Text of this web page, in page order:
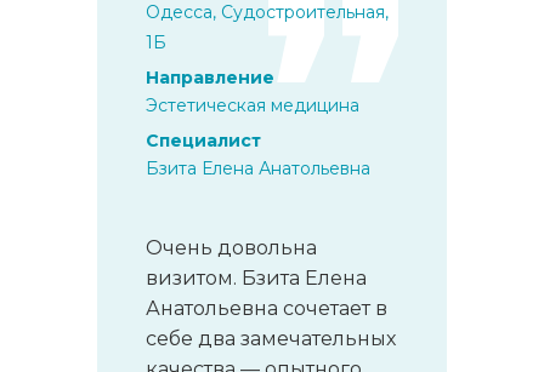
Одесса, Судостроительная,
1Б
Направление
Эстетическая медицина
Специалист
Бзита Елена Анатольевна
Очень довольна
визитом. Бзита Елена
Анатольевна сочетает в
себе два замечательных